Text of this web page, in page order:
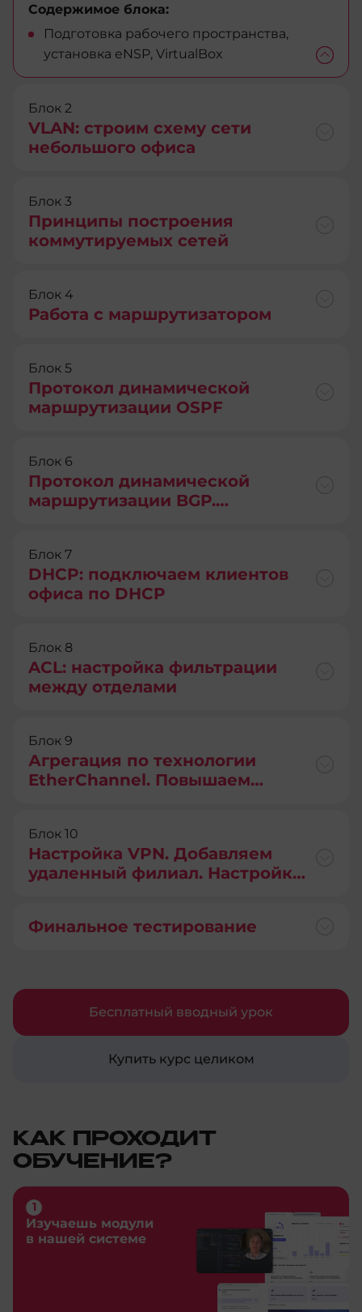
Содержимое блока:
Подготовка рабочего пространства,
установка eNSP, VirtualBox
Блок 2
VLAN: строим схему сети
небольшого офиса
Блок 3
Принципы построения
коммутируемых сетей
Блок 4
Работа с маршрутизатором
Блок 5
Протокол динамической
маршрутизации OSPF
Блок 6
Протокол динамической
маршрутизации BGP.
Блок 7
DHCP: подключаем клиентов
офиса по DHCP
Блок 8
ACL: настройка фильтрации
между отделами
Блок 9
Агрегация по технологии
EtherChannel. Повышаем
Блок 10
Настройка VPN. Добавляем
удаленный филиал. Настройка
Финальное тестирование
Бесплатный вводный урок
Купить курс целиком
КАК ПРОХОДИТ
ОБУЧЕНИЕ?
Изучаешь модули
в нашей системе